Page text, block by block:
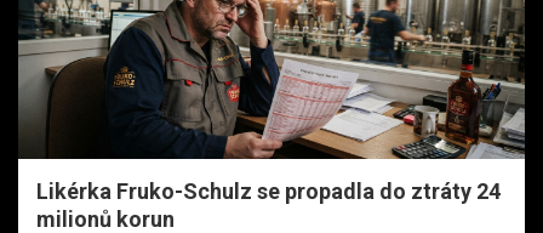
Likérka Fruko-Schulz se propadla do ztráty 24
milionů korun